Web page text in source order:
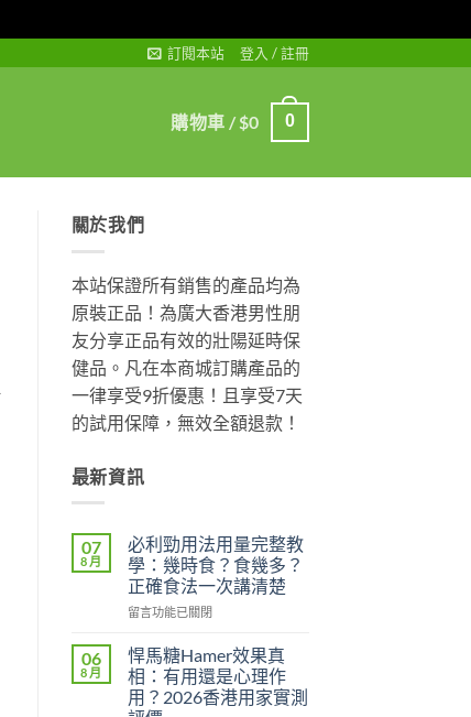
訂閱本站 登入 / 註冊
購物車 /$0 0
關於我們
本站保證所有銷售的產品均為
原裝正品！為廣大香港男性朋
友分享正品有效的壯陽延時保
健品。凡在本商城訂購產品的
一律享受9折優惠！且享受7天
的試用保障，無效全額退款！
最新資訊
07
8 月
必利勁用法用量完整教
學：幾時食？食幾多？
正確食法一次講清楚
在
利
勁
用
法
留言功能已關閉
06
8 月
悍馬糖Hamer效果真
相：有用還是心理作
用？2026香港用家實測